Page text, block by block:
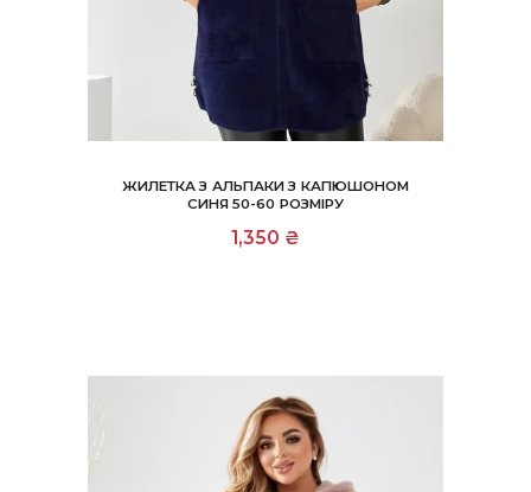
ЖИЛЕТКА З АЛЬПАКИ З КАПЮШОНОМ
СИНЯ 50-60 РОЗМІРУ
1,350 ₴